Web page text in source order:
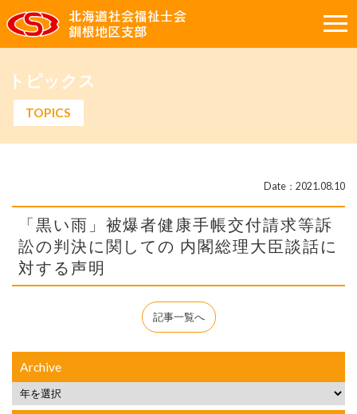
トピックス
TOPICS
Date：2021.08.10
「黒い雨」被爆者健康手帳交付請求等訴
訟の判決に関しての 内閣総理大臣談話に
対する声明
記事一覧へ
Archive